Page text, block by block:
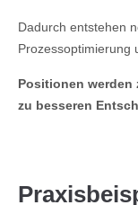
Dadurch entstehen
Prozessoptimierung
Positionen werden
zu besseren